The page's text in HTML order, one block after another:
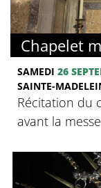
Chapelet
SAMEDI 26
SAINTE-
Récitation du
avant la